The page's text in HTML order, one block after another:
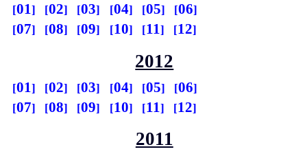
01 02 03 04 05
06
07
08 09 10 11 12
2012
01 02 03 04 05
06
07
08 09 10 11 12
2011